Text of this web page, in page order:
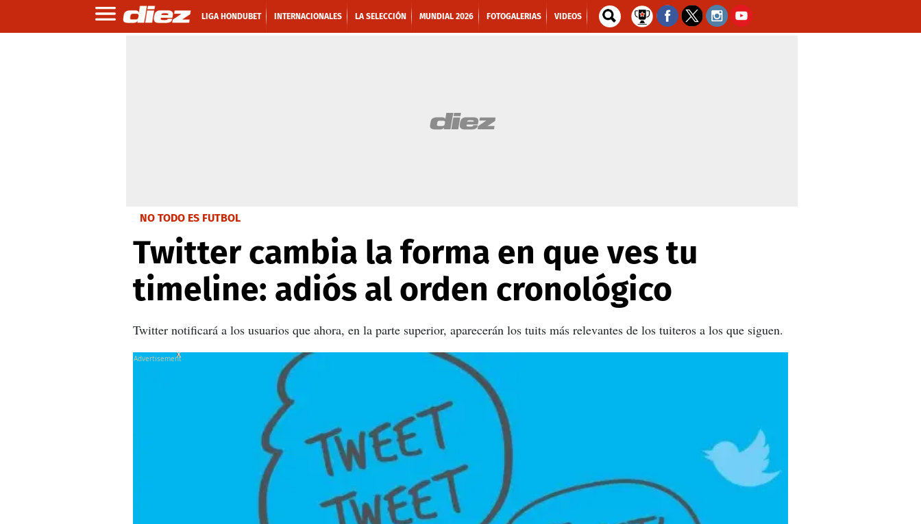
LIGA HONDUBET INTERNACIONALES LA SELECCIÓN MUNDIAL 2026 FOTOGALERIAS VIDEOS
NO TODO ES FUTBOL
Twitter cambia la forma en que ves tu
timeline: adiós al orden cronológico
Twitter notificará a los usuarios que ahora, en la parte superior, aparecerán los tuits más relevantes de los tuiteros a los que siguen.
X